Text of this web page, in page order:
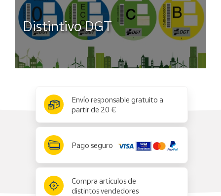
Distintivo DGT
Envío responsable gratuito a
partir de 20 €
Pago seguro
Compra artículos de
distintos vendedores